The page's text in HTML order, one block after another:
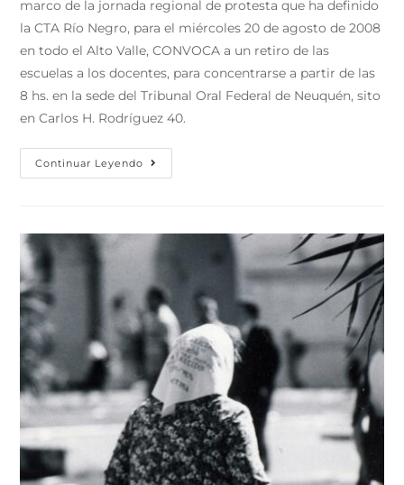
marco de la jornada regional de protesta que ha definido
la CTA Río Negro, para el miércoles 20 de agosto de 2008
en todo el Alto Valle, CONVOCA a un retiro de las
escuelas a los docentes, para concentrarse a partir de las
8 hs. en la sede del Tribunal Oral Federal de Neuquén, sito
en Carlos H. Rodríguez 40.
Continuar Leyendo